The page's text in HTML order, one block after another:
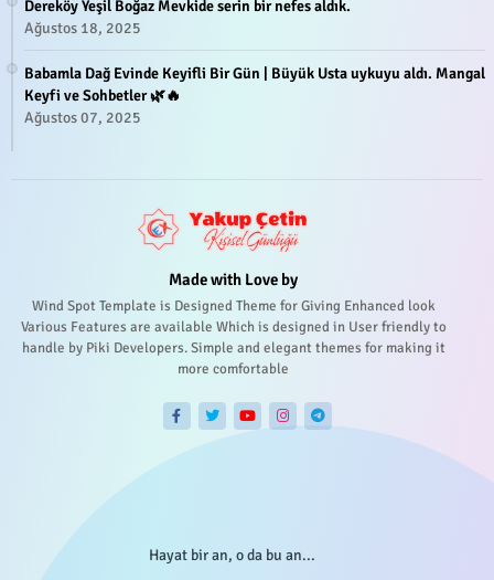
Dereköy Yeşil Boğaz Mevkide serin bir nefes aldık.
Ağustos 18, 2025
Babamla Dağ Evinde Keyifli Bir Gün | Büyük Usta uykuyu aldı. Mangal
Keyfi ve Sohbetler 🌿🔥
Ağustos 07, 2025
Made with Love by
Wind Spot Template is Designed Theme for Giving Enhanced look
Various Features are available Which is designed in User friendly to
handle by Piki Developers. Simple and elegant themes for making it
more comfortable
Hayat bir an, o da bu an...